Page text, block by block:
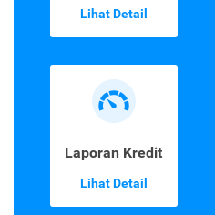
Lihat Detail
Laporan Kredit
Lihat Detail